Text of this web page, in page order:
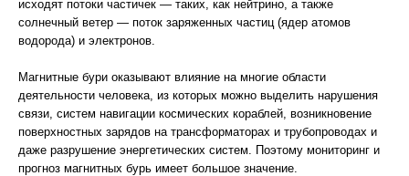
исходят потоки частичек — таких, как нейтрино, а также
солнечный ветер — поток заряженных частиц (ядер атомов
водорода) и электронов.
Магнитные бури оказывают влияние на многие области
деятельности человека, из которых можно выделить нарушения
связи, систем навигации космических кораблей, возникновение
поверхностных зарядов на трансформаторах и трубопроводах и
даже разрушение энергетических систем. Поэтому мониторинг и
прогноз магнитных бурь имеет большое значение.